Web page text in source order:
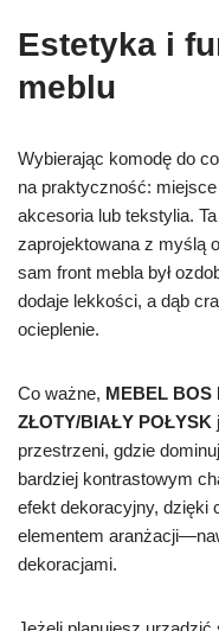
Estetyka i
meblu
Wybierając komodę do
na praktyczność:
akcesoria lub tekstylia.
zaprojektowana z myślą
sam front mebla był
dodaje lekkości, a dąb
ocieplenie.
Co ważne, MEBEL BOS
ZŁOTY/BIAŁY POŁYSK
przestrzeni, gdzie
bardziej kontrastowym
efekt dekoracyjny, dzięki
elementem
dekoracjami.